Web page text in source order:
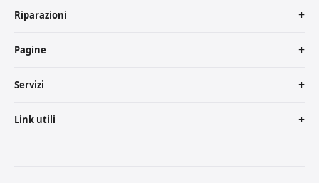
Riparazioni
Pagine
Servizi
Link utili